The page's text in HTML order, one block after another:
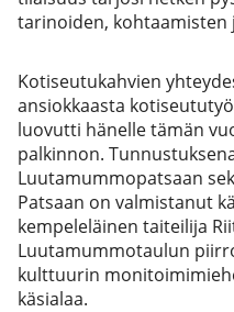
tarinoiden, kohtaamisten
Kotiseutukahvien
ansiokkaasta
luovutti hänelle tämän
palkinnon.
Luutamummopatsaan
Patsaan on valmistanut
kempeleläinen taiteilija
Luutamummotaulun
kulttuurin
käsialaa.